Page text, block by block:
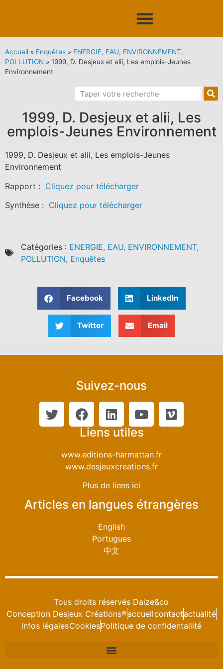
Accueil » Enquêtes » ENERGIE, EAU, ENVIRONNEMENT,
POLLUTION » 1999, D. Desjeux et alii, Les emplois-Jeunes
Environnement
1999, D. Desjeux et alii, Les
emplois-Jeunes Environnement
1999, D. Desjeux et alii, Les emplois-Jeunes
Environnement
Rapport : Cliquez pour télécharger
Synthèse : Cliquez pour télécharger
Catégories : ENERGIE, EAU, ENVIRONNEMENT,
POLLUTION, Enquêtes
Facebook LinkedIn
Twitter Email
Suivez-nous
Liens utiles
www.editions-harmattan.fr
www.desjeuxcreations.fr
Plus de liens ici
Articles en langues étrangères
English
Portugues
中文
Tous droits réservés Daize&co
Conception Desjeux Créations®accueilcontactactualité
infos légalesCookiesPolitique de confidentailité